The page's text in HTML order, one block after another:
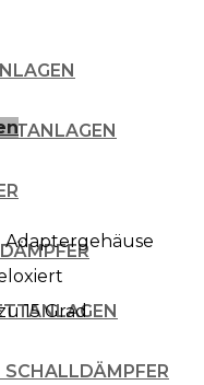
Adaptergehäuse
15 Grad